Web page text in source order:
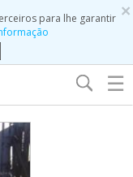
×
para lhe garantir
☰